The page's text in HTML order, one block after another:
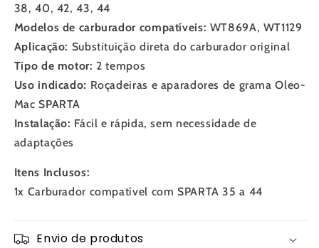
38, 40, 42, 43, 44
Modelos de carburador compatíveis: WT869A, WT1129
Aplicação: Substituição direta do carburador original
Tipo de motor: 2 tempos
Uso indicado: Roçadeiras e aparadores de grama Oleo-
Mac SPARTA
Instalação: Fácil e rápida, sem necessidade de
adaptações
Itens Inclusos:
1x Carburador compatível com SPARTA 35 a 44
Envio de produtos